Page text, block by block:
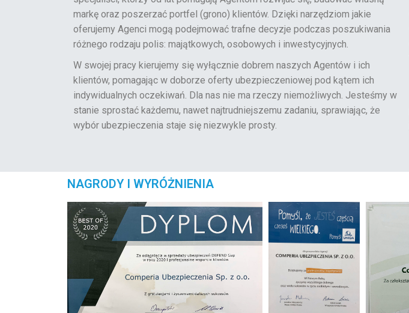
markę oraz poszerzać portfel (grono) klientów. Dzięki narzędziom jakie
oferujemy Agenci mogą podejmować trafne decyzje podczas poszukiwania
różnego rodzaju polis: majątkowych, osobowych i inwestycyjnych.
W swojej pracy kierujemy się wyłącznie dobrem naszych Agentów i ich
klientów, pomagając w doborze oferty ubezpieczeniowej pod kątem ich
indywidualnych oczekiwań. Dla nas nie ma rzeczy niemożliwych. Jesteśmy w
stanie sprostać każdemu, nawet najtrudniejszemu zadaniu, sprawiając, że
wybór ubezpieczenia staje się niezwykle prosty.
NAGRODY I WYRÓŻNIENIA